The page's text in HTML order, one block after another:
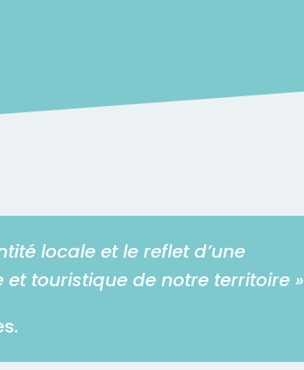
locale et le reflet d’une
touristique de notre territoire »